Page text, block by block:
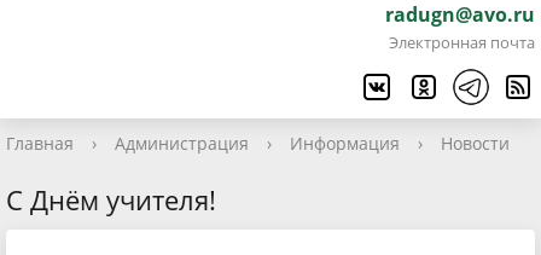
radugn@avo.ru
Электронная почта
Главная › Администрация › Информация › Новости
С Днём учителя!